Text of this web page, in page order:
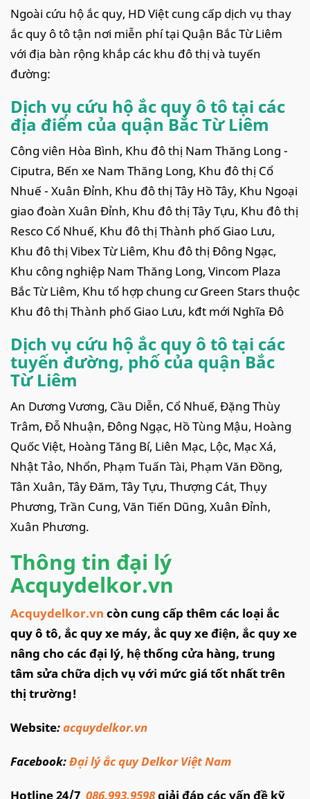
Ngoài cứu hộ ắc quy, HD Việt cung cấp dịch vụ thay
ắc quy ô tô tận nơi miễn phí tại Quận Bắc Từ Liêm
với địa bàn rộng khắp các khu đô thị và tuyến
đường:
Dịch vụ cứu hộ ắc quy ô tô tại các
địa điểm của quận Bắc Từ Liêm
Công viên Hòa Bình, Khu đô thị Nam Thăng Long -
Ciputra, Bến xe Nam Thăng Long, Khu đô thị Cổ
Nhuế - Xuân Đỉnh, Khu đô thị Tây Hồ Tây, Khu Ngoại
giao đoàn Xuân Đỉnh, Khu đô thị Tây Tựu, Khu đô thị
Resco Cổ Nhuế, Khu đô thị Thành phố Giao Lưu,
Khu đô thị Vibex Từ Liêm, Khu đô thị Đông Ngạc,
Khu công nghiệp Nam Thăng Long, Vincom Plaza
Bắc Từ Liêm, Khu tổ hợp chung cư Green Stars thuộc
Khu đô thị Thành phố Giao Lưu, kđt mới Nghĩa Đô
Dịch vụ cứu hộ ắc quy ô tô tại các
tuyến đường, phố của quận Bắc
Từ Liêm
An Dương Vương, Cầu Diễn, Cổ Nhuế, Đặng Thùy
Trâm, Đỗ Nhuận, Đông Ngạc, Hồ Tùng Mậu, Hoàng
Quốc Việt, Hoàng Tăng Bí, Liên Mạc, Lộc, Mạc Xá,
Nhật Tảo, Nhổn, Phạm Tuấn Tài, Phạm Văn Đồng,
Tân Xuân, Tây Đăm, Tây Tựu, Thượng Cát, Thụy
Phương, Trần Cung, Văn Tiến Dũng, Xuân Đỉnh,
Xuân Phương.
Thông tin đại lý
Acquydelkor.vn
Acquydelkor.vn còn cung cấp thêm các loại ắc
quy ô tô, ắc quy xe máy, ắc quy xe điện, ắc quy xe
nâng cho các đại lý, hệ thống cửa hàng, trung
tâm sửa chữa dịch vụ với mức giá tốt nhất trên
thị trường!
Website:acquydelkor.vn
Facebook:Đại lý ắc quy Delkor Việt Nam
Hotline 24/7 086.993.9598giải đáp các vấn đề kỹ